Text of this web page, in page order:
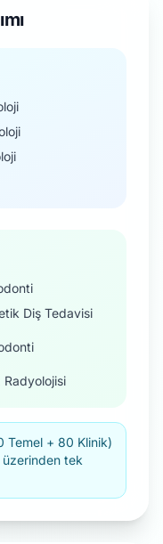
Diş Tedavisi
Radyolojisi
Temel + 80 Klinik)
üzerinden tek